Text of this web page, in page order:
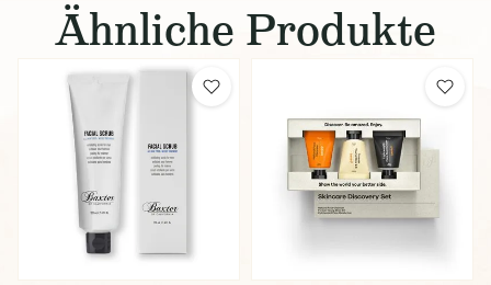
Ähnliche Produkte